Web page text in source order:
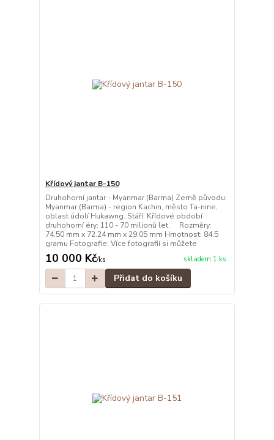
Křídový jantar B-150
Druhohorní jantar - Myanmar (Barma) Země původu:
Myanmar (Barma) - region Kachin, město Ta-nine,
oblast údolí Hukawng. Stáří: Křídové období
druhohorní éry: 110 - 70 milionů let. Rozměry:
74.50 mm x 72.24 mm x 29.05 mm Hmotnost: 84.5
gramu Fotografie: Více fotografií si můžete
10 000 Kč/ks skladem 1 ks
Přidat do košíku